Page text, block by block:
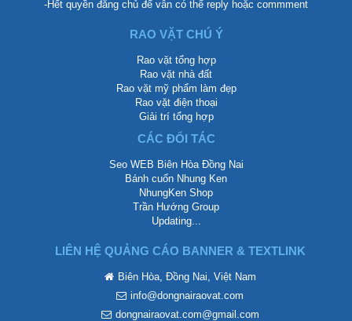
-Hết quyền đăng chủ để vẫn có thể reply hoặc commment
RAO VẶT CHÚ Ý
Rao vặt tổng hợp
Rao vặt nhà đất
Rao vặt mỹ phẩm làm đẹp
Rao vặt điện thoại
Giải trí tổng hợp
CÁC ĐỐI TÁC
Seo WEB Biên Hòa Đồng Nai
Bánh cuốn Nhung Ken
NhungKen Shop
Trần Hướng Group
Updating...
LIÊN HỆ QUẢNG CÁO BANNER & TEXTLINK
Biên Hòa, Đồng Nai, Việt Nam
info@dongnairaovat.com
dongnairaovat.com@gmail.com